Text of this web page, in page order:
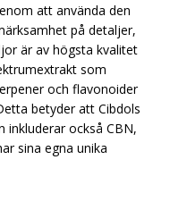
att använda den
på detaljer,
är av högsta kvalitet
som
och flavonoider
betyder att Cibdols
inkluderar också CBN,
sina egna unika